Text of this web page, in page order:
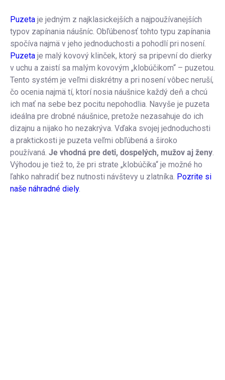
Puzeta je jedným z najklasickejších a najpoužívanejších
typov zapínania náušníc. Obľúbenosť tohto typu zapínania
spočíva najmä v jeho jednoduchosti a pohodlí pri nosení.
Puzeta je malý kovový klinček, ktorý sa pripevní do dierky
v uchu a zaistí sa malým kovovým „klobúčikom“ – puzetou.
Tento systém je veľmi diskrétny a pri nosení vôbec neruší,
čo ocenia najmä tí, ktorí nosia náušnice každý deň a chcú
ich mať na sebe bez pocitu nepohodlia. Navyše je puzeta
ideálna pre drobné náušnice, pretože nezasahuje do ich
dizajnu a nijako ho nezakrýva. Vďaka svojej jednoduchosti
a praktickosti je puzeta veľmi obľúbená a široko
používaná. Je vhodná pre deti, dospelých, mužov aj ženy.
Výhodou je tiež to, že pri strate „klobúčika“ je možné ho
ľahko nahradiť bez nutnosti návštevy u zlatníka. Pozrite si
naše náhradné diely.